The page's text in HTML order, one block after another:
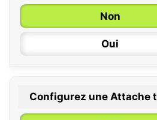
Non
Oui
0 / 6 mois
Configurez une Attache